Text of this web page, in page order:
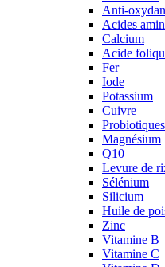
Anti-
Acides
Calcium
Acide
Fer
Iode
Potassium
Cuivre
Probiotiques
Magnésium
Q10
Levure de
Sélénium
Silicium
Huile de
Zinc
Vitamine B
Vitamine C